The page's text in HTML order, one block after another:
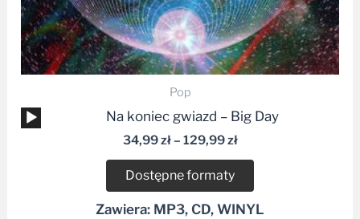
Pop
Odtwarzacz
plików
dźwiękowych
Na koniec gwiazd – Big Day
34,99zł– 129,99zł
Dostępne formaty
Zawiera: MP3, CD, WINYL